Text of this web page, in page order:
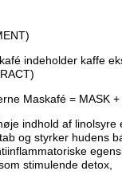
indeholder kaffe
Maskafé = MASK +
indhold af linolsyre
og styrker hudens
stimulende detox,